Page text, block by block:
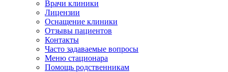
Врачи клиники
Лицензии
Оснащение клиники
Отзывы пациентов
Контакты
Часто задаваемые вопросы
Меню стационара
Помощь родственникам